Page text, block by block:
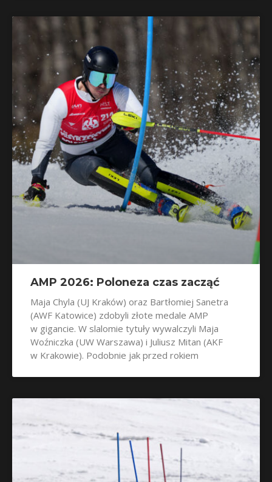
AMP 2026: Poloneza czas zacząć
Maja Chyla (UJ Kraków) oraz Bartłomiej Sanetra
(AWF Katowice) zdobyli złote medale AMP
w gigancie. W slalomie tytuły wywalczyli Maja
Woźniczka (UW Warszawa) i Juliusz Mitan (AKF
w Krakowie). Podobnie jak przed rokiem